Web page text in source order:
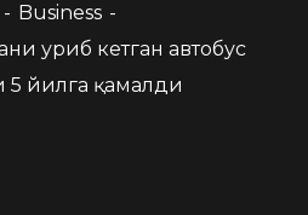
Business
уриб кетган автобус
5 йилга қамалди